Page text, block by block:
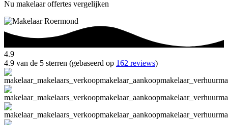
Nu makelaar offertes vergelijken
4.9
4.9 van de 5 sterren (gebaseerd op 162 reviews)